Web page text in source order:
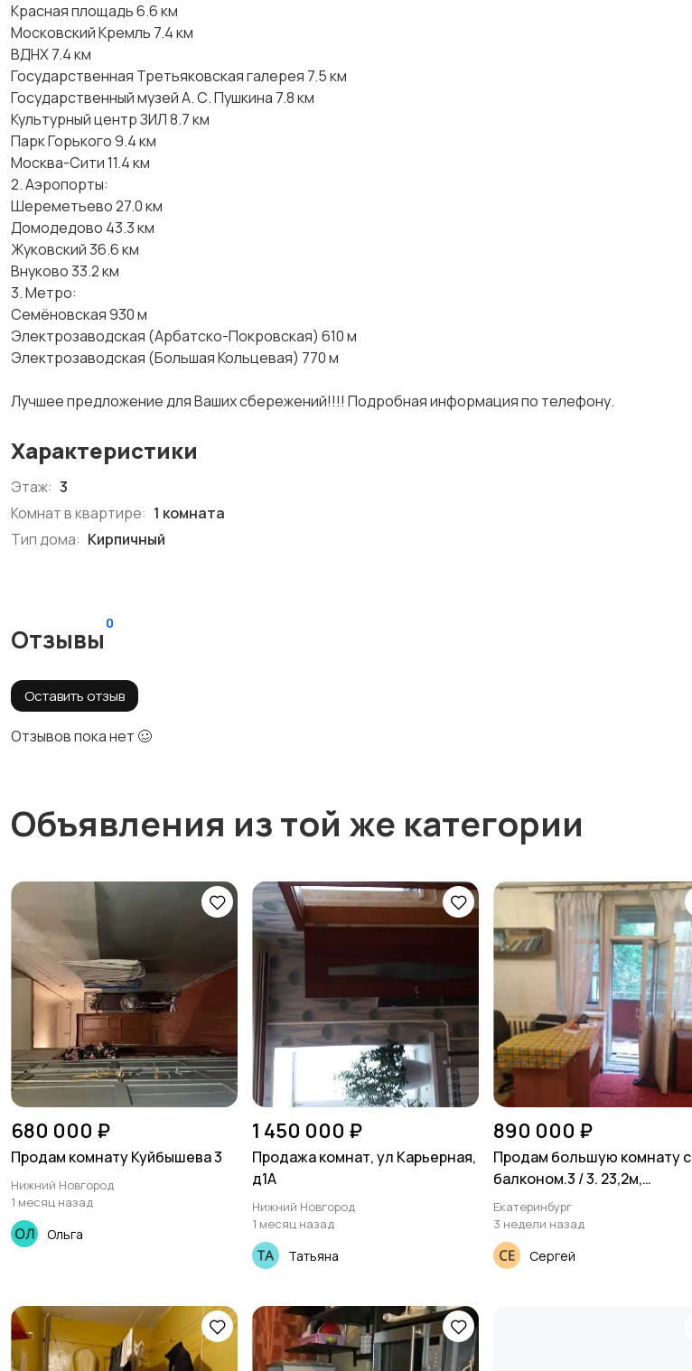
Красная площадь 6.6 км
Московский Кремль 7.4 км
ВДНХ 7.4 км
Государственная Третьяковская галерея 7.5 км
Государственный музей А. С. Пушкина 7.8 км
Культурный центр ЗИЛ 8.7 км
Парк Горького 9.4 км
Москва-Сити 11.4 км
2. Аэропорты:
Шереметьево 27.0 км
Домодедово 43.3 км
Жуковский 36.6 км
Внуково 33.2 км
3. Метро:
Семёновская 930 м
Электрозаводская (Арбатско-Покровская) 610 м
Электрозаводская (Большая Кольцевая) 770 м
Лучшее предложение для Ваших сбережений!!!! Подробная информация по телефону.
Характеристики
Этаж: 3
Комнат в квартире: 1 комната
Тип дома: Кирпичный
Отзывы
0
Оставить отзыв
Отзывов пока нет 🥴
Объявления из той же категории
680 000 ₽
Продам комнату Куйбышева 3
Нижний Новгород
1 месяц назад
Ольга
1 450 000 ₽
Продажа комнат, ул Карьерная,
д1А
Нижний Новгород
1 месяц назад
Татьяна
890 000 ₽
Продам большую комнату с
балконом.3 / 3. 23,2м,
Блюхера21А. Екатеринбург
Екатеринбург
3 недели назад
Сергей